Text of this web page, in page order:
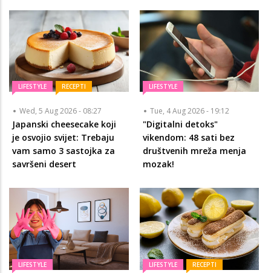
LIFESTYLE RECEPTI
Wed, 5 Aug 2026 - 08:27
Japanski cheesecake koji
je osvojio svijet: Trebaju
vam samo 3 sastojka za
savršeni desert
LIFESTYLE
Tue, 4 Aug 2026 - 19:12
"Digitalni detoks"
vikendom: 48 sati bez
društvenih mreža menja
mozak!
LIFESTYLE LIFESTYLE RECEPTI